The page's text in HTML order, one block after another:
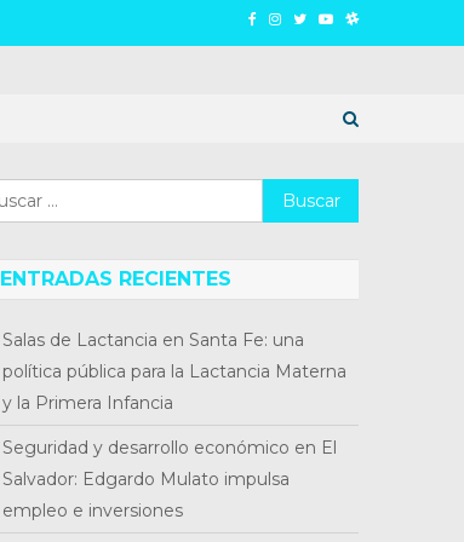
Buscar:
ENTRADAS RECIENTES
Salas de Lactancia en Santa Fe: una
política pública para la Lactancia Materna
y la Primera Infancia
Seguridad y desarrollo económico en El
Salvador: Edgardo Mulato impulsa
empleo e inversiones